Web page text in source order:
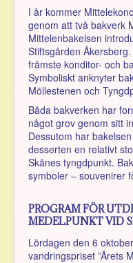
I år kommer
genom att två bakverk
Mittelenbakelsen
Stiftsgården
främste konditor- och
Symboliskt anknyter
Möllestenen och
Båda bakverken har
något grov genom sitt
Dessutom har
desserten en relativt
Skånes tyngdpunkt.
symboler – souvenirer
PROGRAM FÖR
MEDELPUNKT VID
Lördagen den 6
vandringspriset ”Årets